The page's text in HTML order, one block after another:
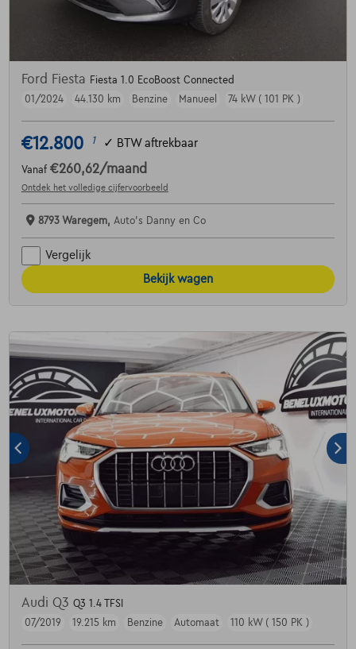
Ford Fiesta Fiesta 1.0 EcoBoost Connected
01/2024
44.130 km Benzine Manueel 74 kW ( 101 PK )
€12.800 1 ✓ BTW aftrekbaar
Vanaf €260,62/maand
Ontdek het volledige cijfervoorbeeld
8793 Waregem, Auto's Danny en Co
Vergelijk
Bekijk wagen
Audi Q3 Q3 1.4 TFSI
07/2019
19.215 km Benzine Automaat 110 kW ( 150 PK )